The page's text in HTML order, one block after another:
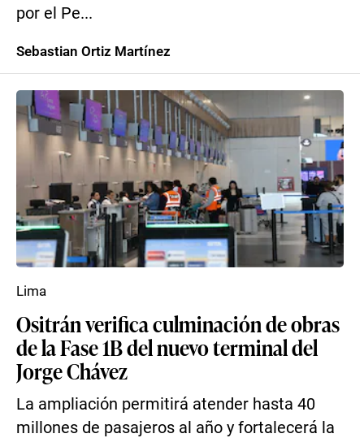
por el Pe...
Sebastian Ortiz Martínez
Ositrán verifica culminación de obras
de la Fase 1B del nuevo terminal del
Jorge Chávez
La ampliación permitirá atender hasta 40
millones de pasajeros al año y fortalecerá la
Lima